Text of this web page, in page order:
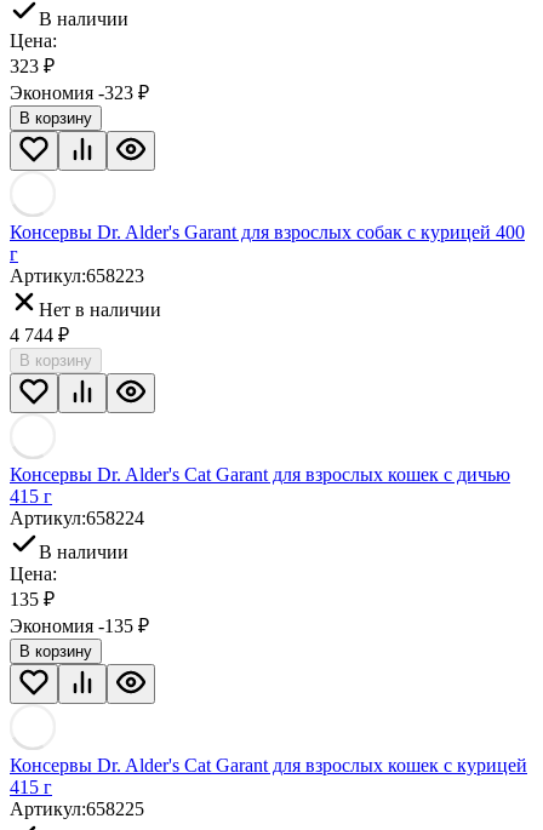
В наличии
Цена:
323 ₽
Экономия -323 ₽
В корзину
Консервы Dr. Alder's Garant для взрослых собак с курицей 400
г
Артикул:658223
Нет в наличии
4 744 ₽
В корзину
Консервы Dr. Alder's Cat Garant для взрослых кошек с дичью
415 г
Артикул:658224
В наличии
Цена:
135 ₽
Экономия -135 ₽
В корзину
Консервы Dr. Alder's Cat Garant для взрослых кошек с курицей
415 г
Артикул:658225